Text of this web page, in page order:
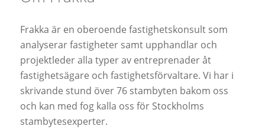
Frakka är en oberoende fastighetskonsult som
analyserar fastigheter samt upphandlar och
projektleder alla typer av entreprenader åt
fastighetsägare och fastighetsförvaltare. Vi har i
skrivande stund över 76 stambyten bakom oss
och kan med fog kalla oss för Stockholms
stambytesexperter.